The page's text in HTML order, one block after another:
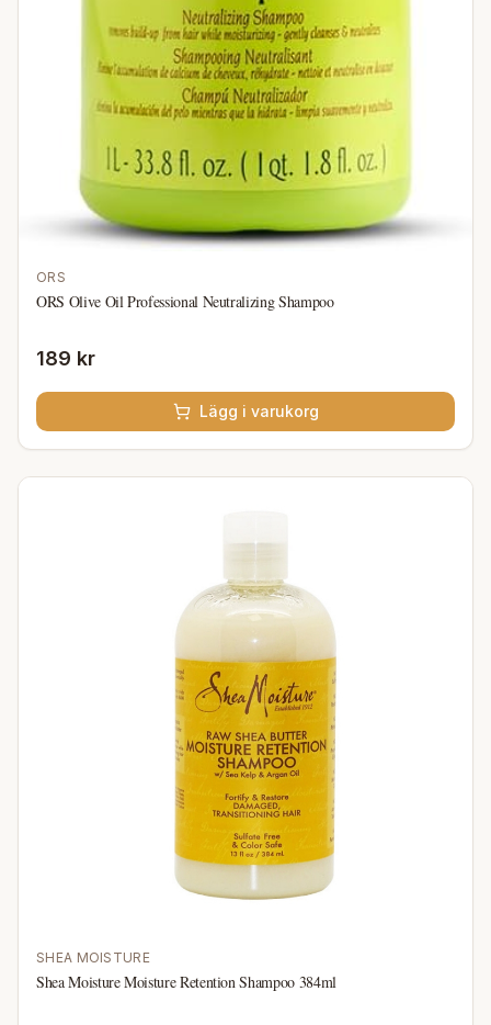
ORS
ORS Olive Oil Professional Neutralizing Shampoo
189 kr
Lägg i varukorg
SHEA MOISTURE
Shea Moisture Moisture Retention Shampoo 384ml